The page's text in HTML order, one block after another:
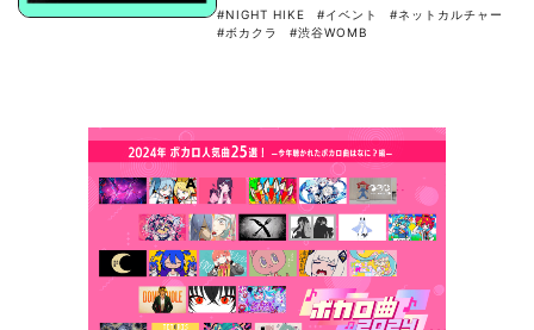
#NIGHT HIKE #イベント
#ネットカルチャー
#ボカクラ
#渋谷WOMB